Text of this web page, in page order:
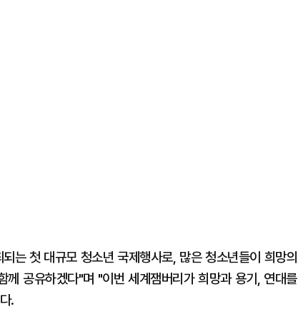
는 첫 대규모 청소년 국제행사로, 많은 청소년들이 희망의
께 공유하겠다"며 "이번 세계잼버리가 희망과 용기, 연대를
.